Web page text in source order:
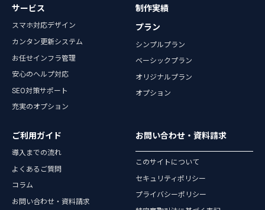
サービス
スマホ対応デザイン
カンタン更新システム
お任せインフラ管理
安心のヘルプ対応
SEO対策サポート
充実のオプション
制作実績
プラン
シンプルプラン
ベーシックプラン
オリジナルプラン
オプション
ご利用ガイド
導入までの流れ
よくあるご質問
コラム
お問い合わせ・資料請求
お問い合わせ・資料請求
このサイトについて
セキュリティポリシー
プライバシーポリシー